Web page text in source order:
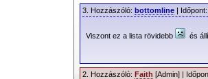
3. Hozzászóló: bottomline |
Viszont ez a lista rövidebb és
2. Hozzászóló: Faith [Admin] |